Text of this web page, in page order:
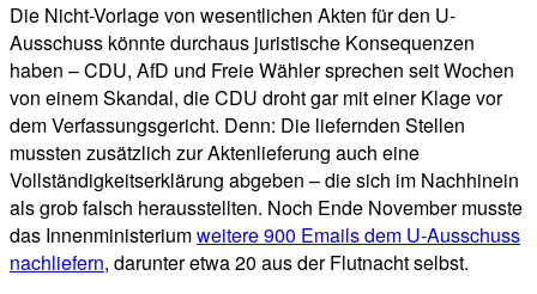
Die Nicht-Vorlage von wesentlichen Akten für den U-
Ausschuss könnte durchaus juristische Konsequenzen
haben – CDU, AfD und Freie Wähler sprechen seit Wochen
von einem Skandal, die CDU droht gar mit einer Klage vor
dem Verfassungsgericht. Denn: Die liefernden Stellen
mussten zusätzlich zur Aktenlieferung auch eine
Vollständigkeitserklärung abgeben – die sich im Nachhinein
als grob falsch herausstellten. Noch Ende November musste
das Innenministeriumweitere 900 Emails dem U-Ausschuss
nachliefern, darunter etwa 20 aus der Flutnacht selbst.